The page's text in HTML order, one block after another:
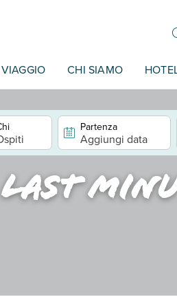
CHI SIAMO
Partenza
Aggiungi data
last